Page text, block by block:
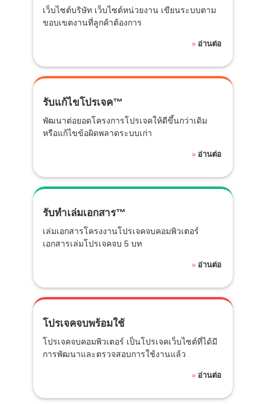
เว็บไซต์บริษัท เว็บไซต์หน่วยงาน เขียนระบบตาม
ขอบเขตงานที่ลูกค้าต้องการ
» อ่านต่อ
รับแก้ไขโปรเจค™
พัฒนาต่อยอดโครงการโปรเจคให้ดีขึ้นกว่าเดิม
หรือแก้ไขข้อผิดพลาดระบบเก่า
» อ่านต่อ
รับทำเล่มเอกสาร™
เล่มเอกสารโครงงานโปรเจคจบคอมพิวเตอร์
เอกสารเล่มโปรเจคจบ 5 บท
» อ่านต่อ
โปรเจคจบพร้อมใช้
โปรเจคจบคอมพิวเตอร์ เป็นโปรเจคเว็บไซต์ที่ได้มี
การพัฒนาและตรวจสอบการใช้งานแล้ว
» อ่านต่อ